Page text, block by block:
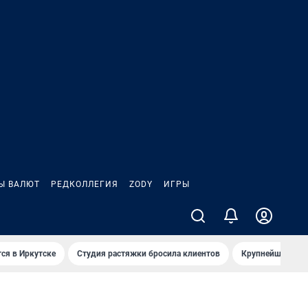
ВАЛЮТ РЕДКОЛЛЕГИЯ ZODY ИГРЫ
в Иркутске Студия растяжки бросила клиентов Крупнейшие